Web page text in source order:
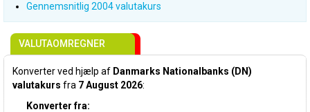
Gennemsnitlig 2004 valutakurs
VALUTAOMREGNER
Konverter ved hjælp af Danmarks Nationalbanks (DN)
valutakurs fra 7 August 2026:
Konverter fra: